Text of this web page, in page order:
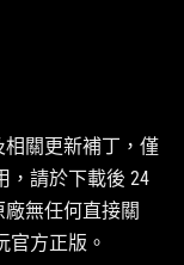
關更新補丁，僅
，請於下載後 24
無任何直接關
官方正版。